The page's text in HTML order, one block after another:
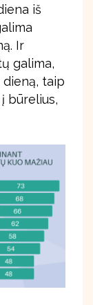
iš
Ir
galima,
taip
būrelius,